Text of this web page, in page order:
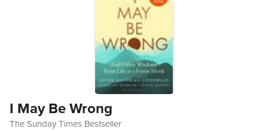
I May Be Wrong
The Sunday Times Bestseller